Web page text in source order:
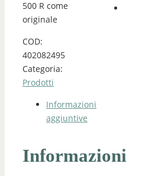
500 R come
originale
COD:
402082495
Categoria:
Prodotti
Informazioni
aggiuntive
Informazioni